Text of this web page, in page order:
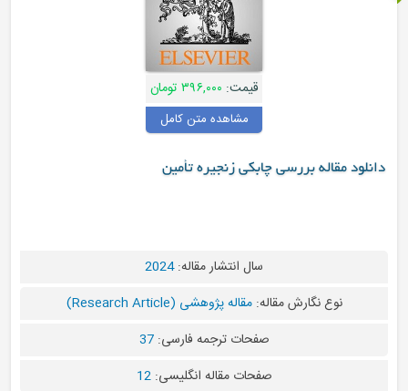
قیمت: ۳۹۶,۰۰۰ تومان
مشاهده متن کامل
دانلود مقاله بررسی چابکی زنجیره تأمین
سال انتشار مقاله:2024
نوع نگارش مقاله:مقاله پژوهشی (Research Article)
صفحات ترجمه فارسی:37
صفحات مقاله انگلیسی:12